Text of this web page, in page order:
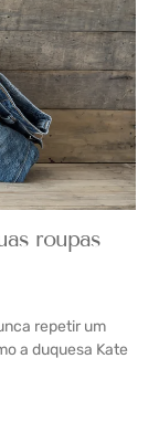
roupas
repetir um
a duquesa Kate